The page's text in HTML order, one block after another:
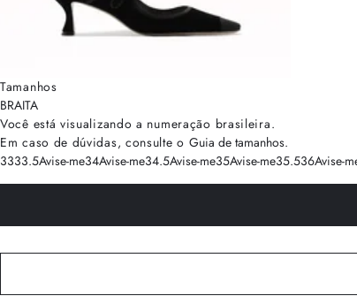
Tamanhos
BRAITA
Você está visualizando a numeração brasileira.
Em caso de dúvidas, consulte o Guia de tamanhos.
3333.5Avise-me34Avise-me34.5Avise-me35Avise-me35.536Avise-